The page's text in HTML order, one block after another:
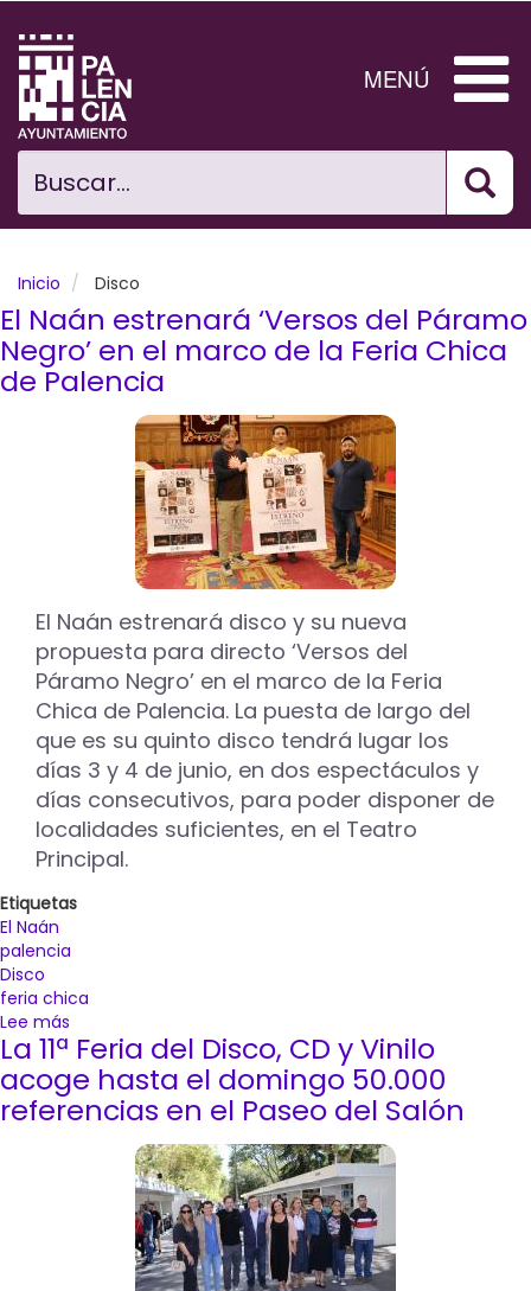
contenido
principal
Buscar...
MENÚ
Ciudad
El Ayuntamiento
Noticias
Planificación Ciudad
Areas municipales
Inicio Disco
El Naán estrenará ‘Versos del Páramo
Negro’ en el marco de la Feria Chica
de Palencia
El Naán estrenará disco y su nueva
propuesta para directo ‘Versos del
Páramo Negro’ en el marco de la Feria
Chica de Palencia. La puesta de largo del
que es su quinto disco tendrá lugar los
días 3 y 4 de junio, en dos espectáculos y
días consecutivos, para poder disponer de
localidades suficientes, en el Teatro
Principal.
Etiquetas
El Naán
palencia
Disco
feria chica
Lee más
El
Naán
estrenará
‘Versos
La 11ª Feria del Disco, CD y Vinilo
acoge hasta el domingo 50.000
referencias en el Paseo del Salón